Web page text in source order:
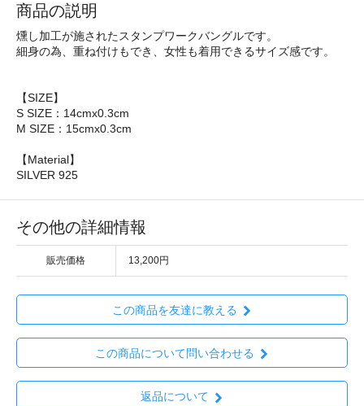
商品の説明
燻し加工が施されたスタンプワークバングルです。
細身の為、重ね付けもでき、女性も着用できるサイズ感です。
【SIZE】
S SIZE：14cmx0.3cm
M SIZE：15cmx0.3cm
【Material】
SILVER 925
その他の詳細情報
販売価格 13,200円
この商品を友達に教える
この商品について問い合わせる
返品について